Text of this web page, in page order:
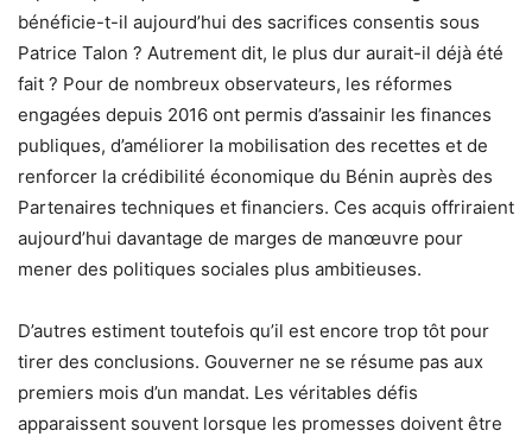
bénéficie-t-il aujourd’hui des sacrifices consentis sous
Patrice Talon ? Autrement dit, le plus dur aurait-il déjà été
fait ? Pour de nombreux observateurs, les réformes
engagées depuis 2016 ont permis d’assainir les finances
publiques, d’améliorer la mobilisation des recettes et de
renforcer la crédibilité économique du Bénin auprès des
Partenaires techniques et financiers. Ces acquis offriraient
aujourd’hui davantage de marges de manœuvre pour
mener des politiques sociales plus ambitieuses.
D’autres estiment toutefois qu’il est encore trop tôt pour
tirer des conclusions. Gouverner ne se résume pas aux
premiers mois d’un mandat. Les véritables défis
apparaissent souvent lorsque les promesses doivent être